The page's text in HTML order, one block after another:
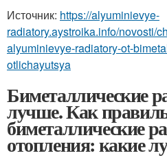
Источник: https://alyuminievye-
radiatory.aystroika.info/novosti/
alyuminievye-radiatory-ot-
otlichayutsya
Биметаллические
лучше. Как
биметаллические
отопления: какие